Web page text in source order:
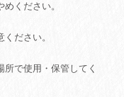
ください。
ださい。
で使用・保管してく